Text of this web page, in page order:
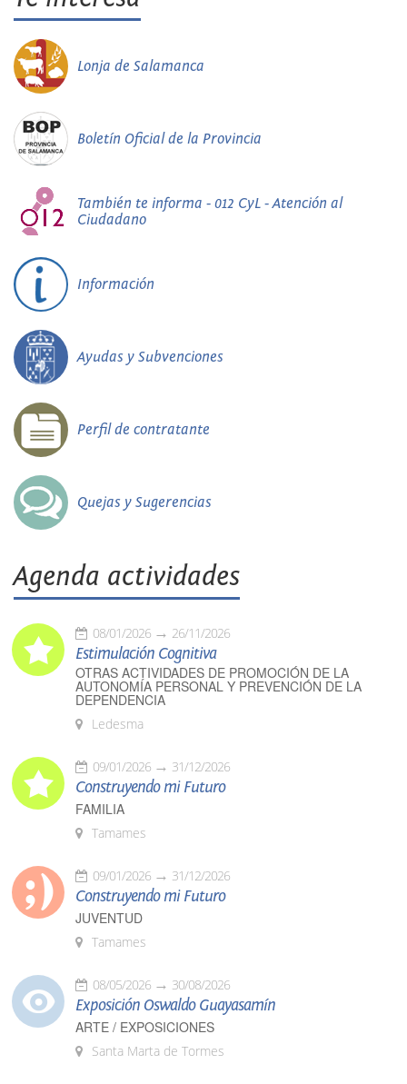
Lonja de Salamanca
Boletín Oficial de la Provincia
También te informa - 012 CyL - Atención al
Ciudadano
Información
Ayudas y Subvenciones
Perfil de contratante
Quejas y Sugerencias
Agenda actividades
08/01/2026 26/11/2026
Estimulación Cognitiva
OTRAS ACTIVIDADES DE PROMOCIÓN DE LA
AUTONOMÍA PERSONAL Y PREVENCIÓN DE LA
DEPENDENCIA
Ledesma
09/01/2026 31/12/2026
Construyendo mi Futuro
FAMILIA
Tamames
09/01/2026 31/12/2026
Construyendo mi Futuro
JUVENTUD
Tamames
08/05/2026 30/08/2026
Exposición Oswaldo Guayasamín
ARTE / EXPOSICIONES
Santa Marta de Tormes